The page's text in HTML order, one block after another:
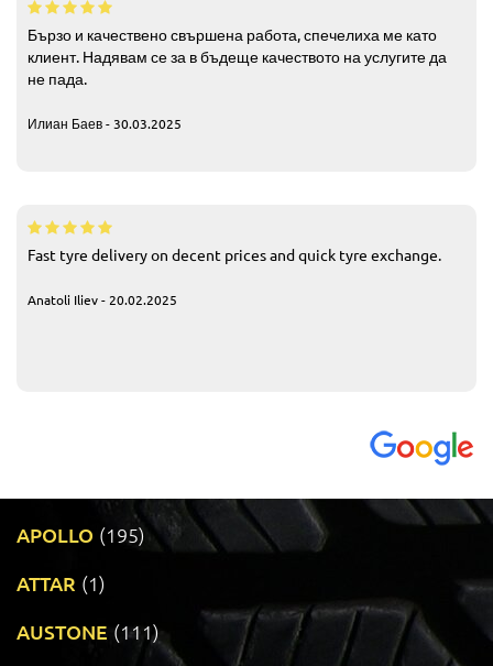
Бързо и качествено свършена работа, спечелиха ме като
клиент. Надявам се за в бъдеще качеството на услугите да
не пада.
Илиан Баев - 30.03.2025
Fast tyre delivery on decent prices and quick tyre exchange.
Anatoli Iliev - 20.02.2025
APOLLO (195)
ATTAR (1)
AUSTONE (111)